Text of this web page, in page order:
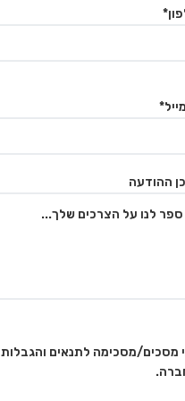
ההודעה
מסכים/מסכימה לתנאים והגבלות